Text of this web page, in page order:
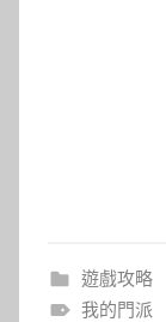
遊戲攻略
我的門派